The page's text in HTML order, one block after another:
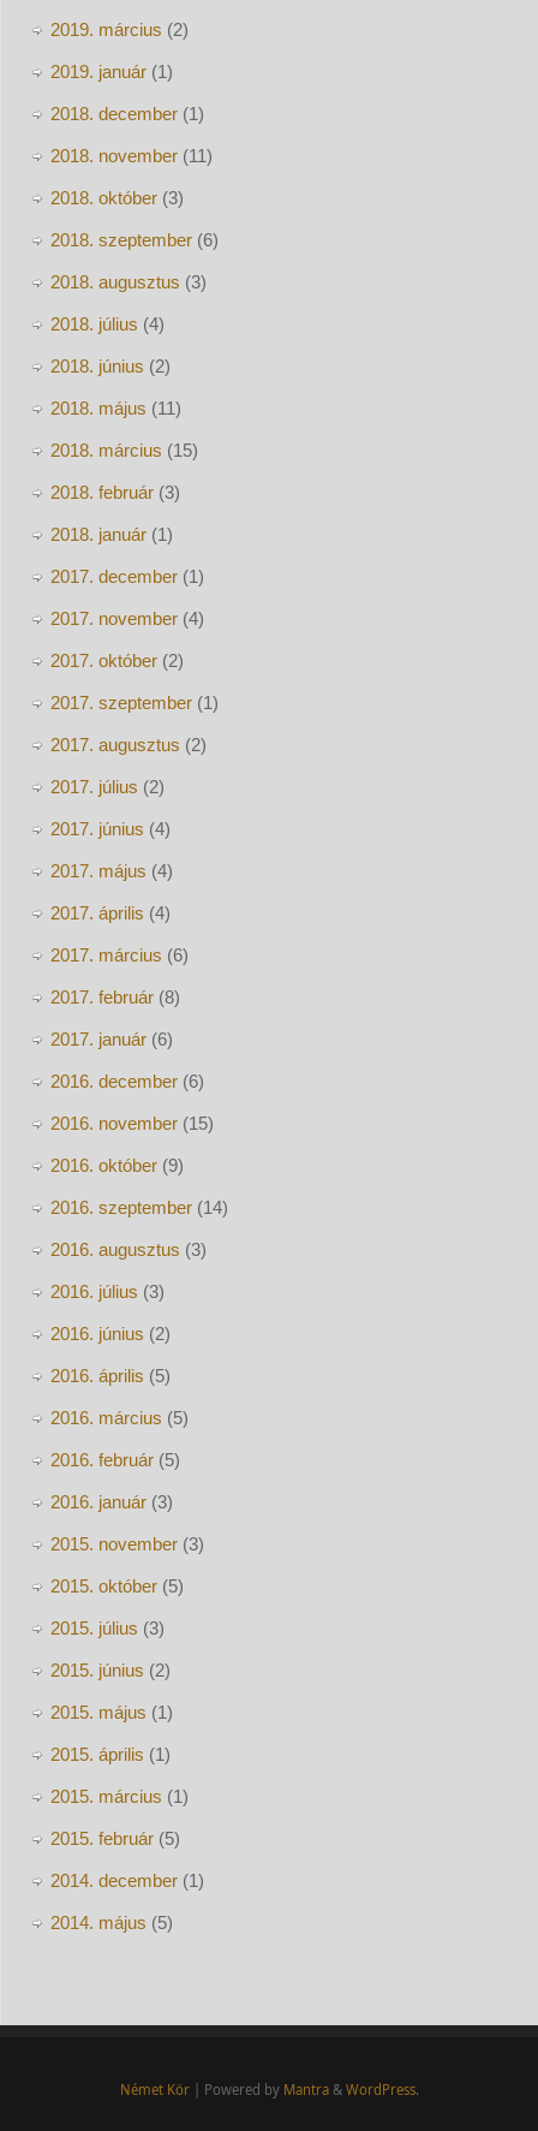
2019. március (2)
2019. január(1)
2018. december(1)
2018. november(11)
2018. október(3)
2018. szeptember(6)
2018. augusztus (3)
2018. július (4)
2018. június (2)
2018. május (11)
2018. március (15)
2018. február(3)
2018. január(1)
2017. december(1)
2017. november(4)
2017. október(2)
2017. szeptember(1)
2017. augusztus (2)
2017. július (2)
2017. június (4)
2017. május (4)
2017. április (4)
2017. március (6)
2017. február(8)
2017. január(6)
2016. december(6)
2016. november(15)
2016. október(9)
2016. szeptember(14)
2016. augusztus (3)
2016. július (3)
2016. június (2)
2016. április (5)
2016. március (5)
2016. február(5)
2016. január(3)
2015. november(3)
2015. október(5)
2015. július (3)
2015. június (2)
2015. május (1)
2015. április (1)
2015. március (1)
2015. február(5)
2014. december(1)
2014. május (5)
Német Kör| Powered by Mantra& WordPress.